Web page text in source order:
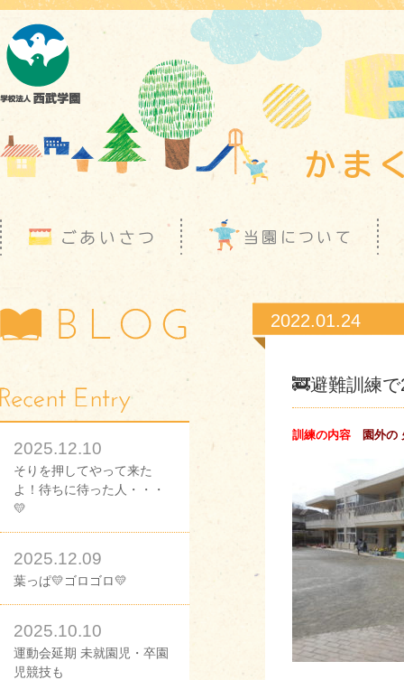
2025.12.10
そりを押してやって来た
よ！待ちに待った人・・・
💛
2025.12.09
葉っぱ💛ゴロゴロ💛
2025.10.10
運動会延期 未就園児・卒園
児競技も
2022.01.24
🚒避難訓練
訓練の内容 園外の